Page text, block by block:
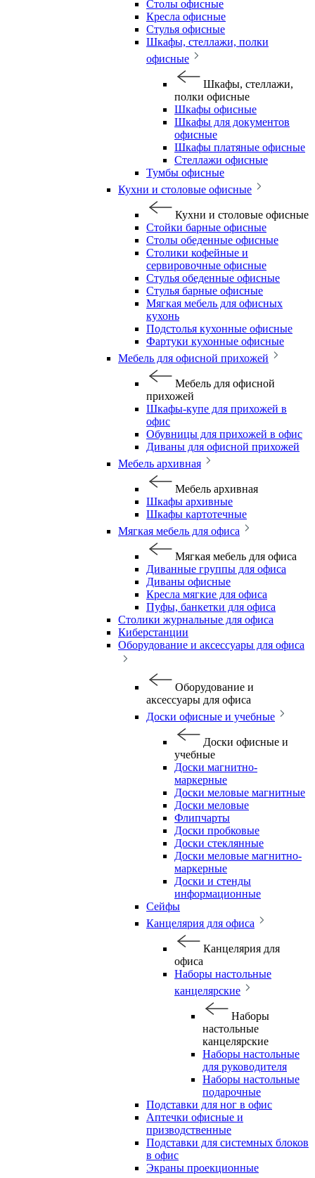
Столы офисные
Кресла офисные
Стулья офисные
Шкафы, стеллажи, полки
офисные
Шкафы, стеллажи,
полки офисные
Шкафы офисные
Шкафы для документов
офисные
Шкафы платяные офисные
Стеллажи офисные
Тумбы офисные
Кухни и столовые офисные
Кухни и столовые офисные
Стойки барные офисные
Столы обеденные офисные
Столики кофейные и
сервировочные офисные
Стулья обеденные офисные
Стулья барные офисные
Мягкая мебель для офисных
кухонь
Подстолья кухонные офисные
Фартуки кухонные офисные
Мебель для офисной прихожей
Мебель для офисной
прихожей
Шкафы-купе для прихожей в
офис
Обувницы для прихожей в офис
Диваны для офисной прихожей
Мебель архивная
Мебель архивная
Шкафы архивные
Шкафы картотечные
Мягкая мебель для офиса
Мягкая мебель для офиса
Диванные группы для офиса
Диваны офисные
Кресла мягкие для офиса
Пуфы, банкетки для офиса
Столики журнальные для офиса
Киберстанции
Оборудование и аксессуары для офиса
Оборудование и
аксессуары для офиса
Доски офисные и учебные
Доски офисные и
учебные
Доски магнитно-
маркерные
Доски меловые магнитные
Доски меловые
Флипчарты
Доски пробковые
Доски стеклянные
Доски меловые магнитно-
маркерные
Доски и стенды
информационные
Сейфы
Канцелярия для офиса
Канцелярия для
офиса
Наборы настольные
канцелярские
Наборы
настольные
канцелярские
Наборы настольные
для руководителя
Наборы настольные
подарочные
Подставки для ног в офис
Аптечки офисные и
призводственные
Подставки для системных блоков
в офис
Экраны проекционные